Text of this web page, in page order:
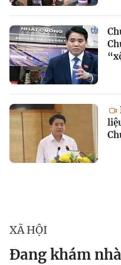
XÃ HỘI
Đang khám